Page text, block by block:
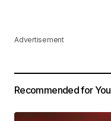
Advertisement
Recommended for You